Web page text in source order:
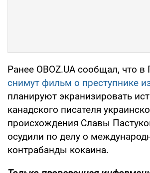
Ранее OBOZ.UA сообщал, что в
снимут фильм о преступнике
планируют экранизировать
канадского писателя
происхождения Славы
осудили по делу о
контрабанды кокаина.